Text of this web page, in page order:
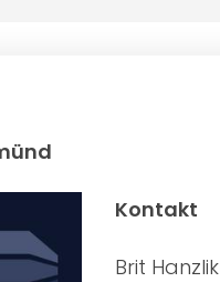
Kontakt
Brit Hanzlik